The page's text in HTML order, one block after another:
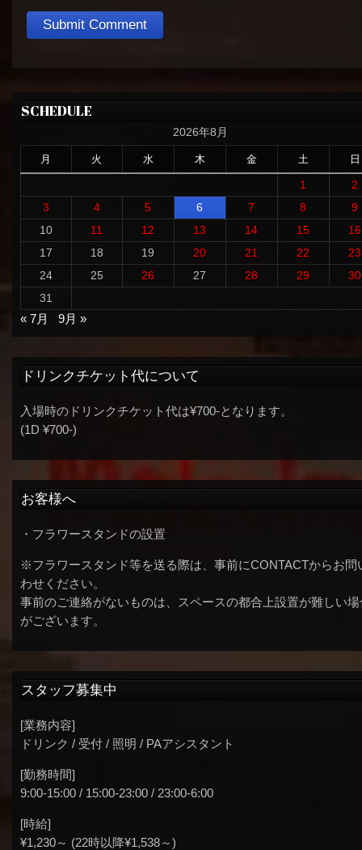
SCHEDULE
2026年8月
月 火 水 木 金 土 日
1
2
3
4 5 6 7 8
9
10
11 12 13 14 15
16
17
18 19 20 21 22
23
24
25 26 27 28 29
30
31
« 7月
9月 »
ドリンクチケット代について
入場時のドリンクチケット代は¥700-となります。
(1D ¥700-)
お客様へ
・フラワースタンドの設置
※フラワースタンド等を送る際は、事前にCONTACTからお問
わせください。
事前のご連絡がないものは、スペースの都合上設置が難しい場
がございます。
スタッフ募集中
[業務内容]
ドリンク / 受付 / 照明 / PAアシスタント
[勤務時間]
9:00-15:00 / 15:00-23:00 / 23:00-6:00
[時給]
¥1,230～ (22時以降¥1,538～)